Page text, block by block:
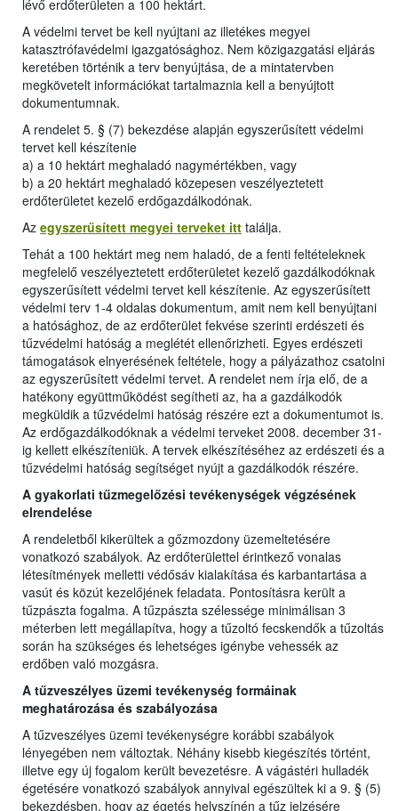
lévő erdőterületen a 100 hektárt.
A védelmi tervet be kell nyújtani az illetékes megyei
katasztrófavédelmi igazgatósághoz. Nem közigazgatási eljárás
keretében történik a terv benyújtása, de a mintatervben
megkövetelt információkat tartalmaznia kell a benyújtott
dokumentumnak.
A rendelet 5. § (7) bekezdése alapján egyszerűsített védelmi
tervet kell készítenie
a) a 10 hektárt meghaladó nagymértékben, vagy
b) a 20 hektárt meghaladó közepesen veszélyeztetett
erdőterületet kezelő erdőgazdálkodónak.
Az egyszerűsített megyei terveket itt találja.
Tehát a 100 hektárt meg nem haladó, de a fenti feltételeknek
megfelelő veszélyeztetett erdőterületet kezelő gazdálkodóknak
egyszerűsített védelmi tervet kell készítenie. Az egyszerűsített
védelmi terv 1-4 oldalas dokumentum, amit nem kell benyújtani
a hatósághoz, de az erdőterület fekvése szerinti erdészeti és
tűzvédelmi hatóság a meglétét ellenőrizheti. Egyes erdészeti
támogatások elnyerésének feltétele, hogy a pályázathoz csatolni
az egyszerűsített védelmi tervet. A rendelet nem írja elő, de a
hatékony együttműködést segítheti az, ha a gazdálkodók
megküldik a tűzvédelmi hatóság részére ezt a dokumentumot is.
Az erdőgazdálkodóknak a védelmi terveket 2008. december 31-
ig kellett elkészíteniük. A tervek elkészítéséhez az erdészeti és a
tűzvédelmi hatóság segítséget nyújt a gazdálkodók részére.
A gyakorlati tűzmegelőzési tevékenységek végzésének
elrendelése
A rendeletből kikerültek a gőzmozdony üzemeltetésére
vonatkozó szabályok. Az erdőterülettel érintkező vonalas
létesítmények melletti védősáv kialakítása és karbantartása a
vasút és közút kezelőjének feladata. Pontosításra került a
tűzpászta fogalma. A tűzpászta szélessége minimálisan 3
méterben lett megállapítva, hogy a tűzoltó fecskendők a tűzoltás
során ha szükséges és lehetséges igénybe vehessék az
erdőben való mozgásra.
A tűzveszélyes üzemi tevékenység formáinak
meghatározása és szabályozása
A tűzveszélyes üzemi tevékenységre korábbi szabályok
lényegében nem változtak. Néhány kisebb kiegészítés történt,
illetve egy új fogalom került bevezetésre. A vágástéri hulladék
égetésére vonatkozó szabályok annyival egészültek ki a 9. § (5)
bekezdésben, hogy az égetés helyszínén a tűz jelzésére